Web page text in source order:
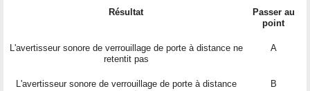
Résultat
Passer au
point
L'avertisseur sonore de verrouillage de porte à distance ne
retentit pas
A
L'avertisseur sonore de verrouillage de porte à distance
B